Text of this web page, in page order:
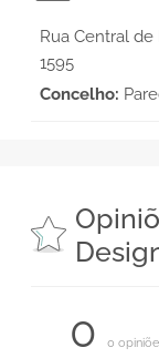
Rua Central de
1595
Concelho:
0 0